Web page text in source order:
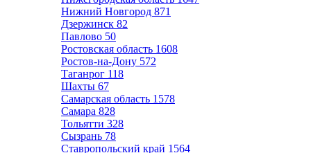
Нижний Новгород 871
Дзержинск 82
Павлово 50
Ростовская область 1608
Ростов-на-Дону 572
Таганрог 118
Шахты 67
Самарская область 1578
Самара 828
Тольятти 328
Сызрань 78
Ставропольский край 1564